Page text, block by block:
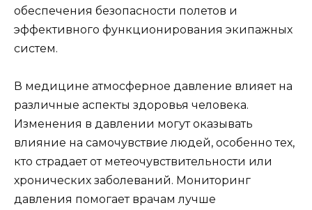
обеспечения безопасности полетов и
эффективного функционирования экипажных
систем.
В медицине атмосферное давление влияет на
различные аспекты здоровья человека.
Изменения в давлении могут оказывать
влияние на самочувствие людей, особенно тех,
кто страдает от метеочувствительности или
хронических заболеваний. Мониторинг
давления помогает врачам лучше